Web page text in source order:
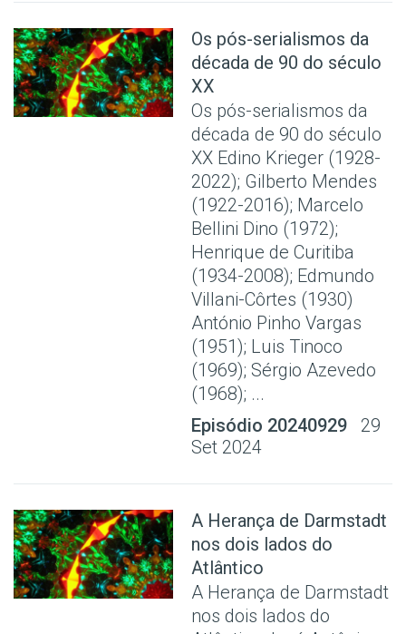
Os pós-serialismos da
década de 90 do século
XX
Os pós-serialismos da
década de 90 do século
XX Edino Krieger (1928-
2022); Gilberto Mendes
(1922-2016); Marcelo
Bellini Dino (1972);
Henrique de Curitiba
(1934-2008); Edmundo
Villani-Côrtes (1930)
António Pinho Vargas
(1951); Luis Tinoco
(1969); Sérgio Azevedo
(1968); ...
Episódio 20240929
29
Set 2024
A Herança de Darmstadt
nos dois lados do
Atlântico
A Herança de Darmstadt
nos dois lados do